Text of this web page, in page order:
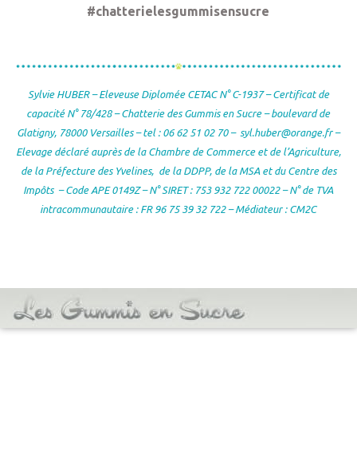
#chatterielesgummisensucre
Sylvie HUBER – Eleveuse Diplomée CETAC N° C-1937 – Certificat de
capacité N° 78/428 – Chatterie des Gummis en Sucre – boulevard de
Glatigny, 78000 Versailles – tel : 06 62 51 02 70 – syl.huber@orange.fr –
Elevage déclaré auprès de la Chambre de Commerce et de l’Agriculture,
de la Préfecture des Yvelines, de la DDPP, de la MSA et du Centre des
Impôts – Code APE 0149Z – N° SIRET : 753 932 722 00022 – N° de TVA
intracommunautaire : FR 96 75 39 32 722 – Médiateur : CM2C